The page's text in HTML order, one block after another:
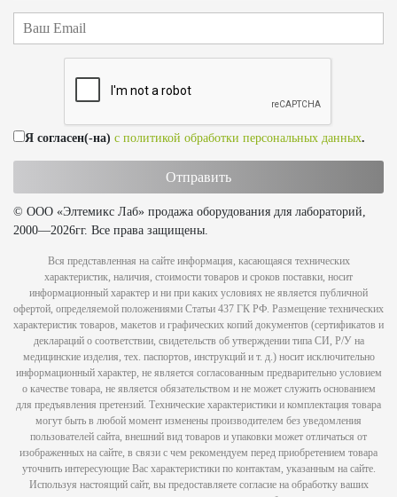
Я согласен(-на) с политикой обработки персональных данных.
© ООО «Элтемикс Лаб» продажа оборудования для лабораторий,
2000—2026гг. Все права защищены.
Вся представленная на сайте информация, касающаяся технических
характеристик, наличия, стоимости товаров и сроков поставки, носит
информационный характер и ни при каких условиях не является публичной
офертой, определяемой положениями Статьи 437 ГК РФ. Размещение технических
характеристик товаров, макетов и графических копий документов (сертификатов и
деклараций о соответствии, свидетельств об утверждении типа СИ, Р/У на
медицинские изделия, тех. паспортов, инструкций и т. д.) носит исключительно
информационный характер, не является согласованным предварительно условием
о качестве товара, не является обязательством и не может служить основанием
для предъявления претензий. Технические характеристики и комплектация товара
могут быть в любой момент изменены производителем без уведомления
пользователей сайта, внешний вид товаров и упаковки может отличаться от
изображенных на сайте, в связи с чем рекомендуем перед приобретением товара
уточнить интересующие Вас характеристики по контактам, указанным на сайте.
Используя настоящий сайт, вы предоставляете согласие на обработку ваших